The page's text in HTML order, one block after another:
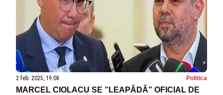
2 feb. 2025, 19:08 Politica
MARCEL CIOLACU SE ”LEAPĂDĂ” OFICIAL DE